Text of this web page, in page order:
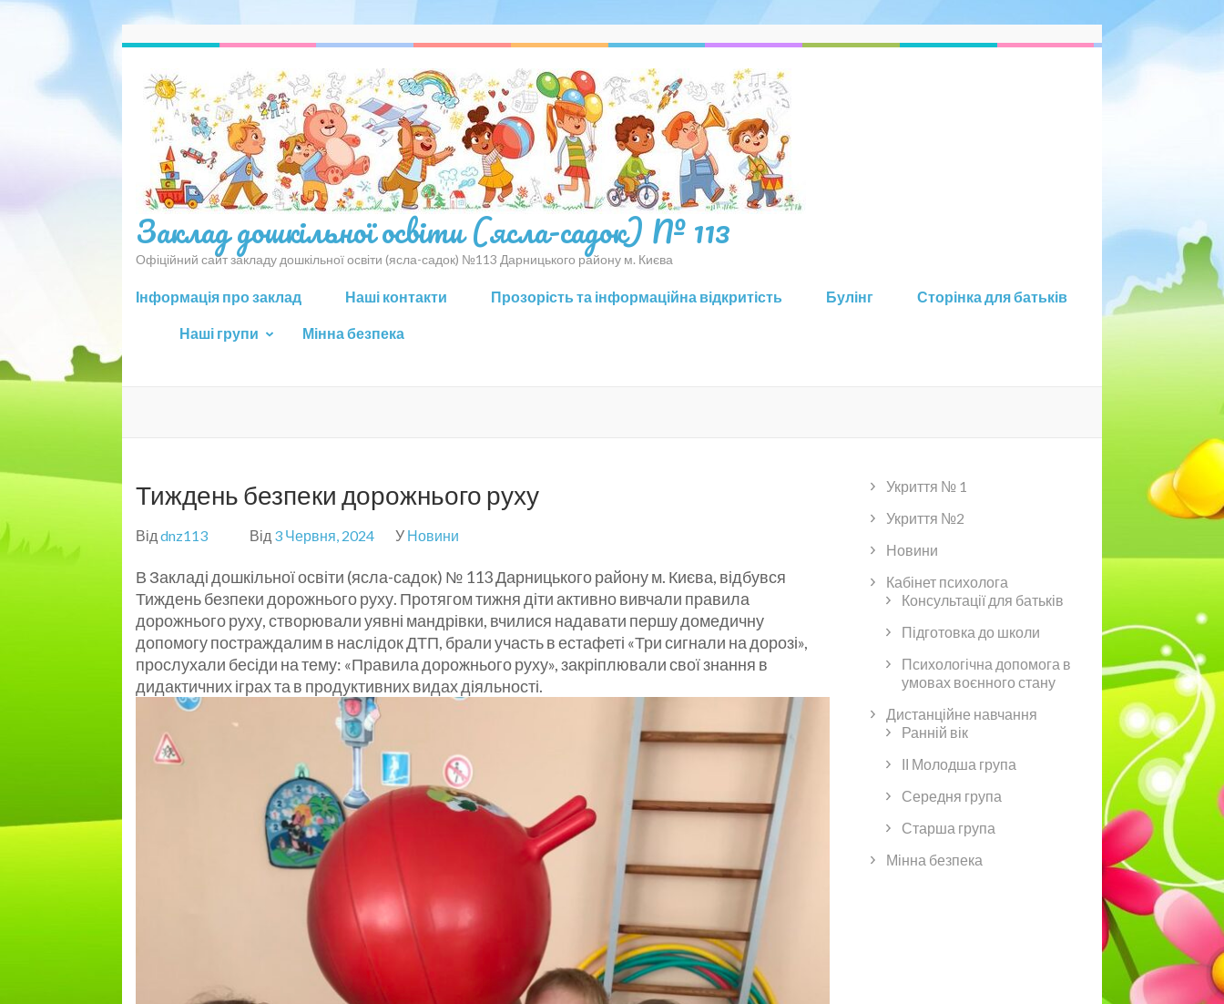
Перейти
вмісту
(натисніть
Enter)
Заклад дошкільної освіти (ясла-садок) № 113
Офіційний сайт закладу дошкільної освіти (ясла-садок) №113 Дарницького району м. Києва
Інформація про заклад Наші контакти Прозорість та інформаційна відкритість Булінг Сторінка для батьків
Наші групи Мінна безпека
Тиждень безпеки дорожнього руху
Відdnz113 Від 3 Червня, 2024 У Новини
В Закладі дошкільної освіти (ясла-садок) № 113 Дарницького району м. Києва, відбувся
Тиждень безпеки дорожнього руху. Протягом тижня діти активно вивчали правила
дорожнього руху, створювали уявні мандрівки, вчилися надавати першу домедичну
допомогу постраждалим в наслідок ДТП, брали участь в естафеті «Три сигнали на дорозі»,
прослухали бесіди на тему: «Правила дорожнього руху», закріплювали свої знання в
дидактичних іграх та в продуктивних видах діяльності.
Укриття № 1
Укриття №2
Новини
Кабінет психолога
Консультації для батьків
Підготовка до школи
Психологічна допомога в
умовах воєнного стану
Дистанційне навчання
Ранній вік
ІІ Молодша група
Середня група
Старша група
Мінна безпека